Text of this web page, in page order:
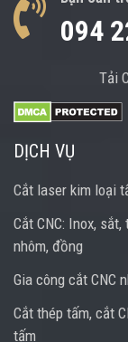
094
Tải
DỊCH VỤ
Cắt laser kim loại
Cắt CNC: Inox, sắt,
nhôm, đồng
Gia công cắt CNC
Cắt thép tấm, cắt
tấm